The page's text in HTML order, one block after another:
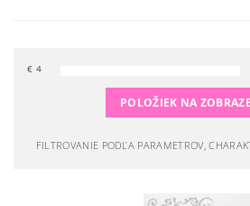
€ 4
POLOŽIEK NA
FILTROVANIE PODĽA PARAMETROV,